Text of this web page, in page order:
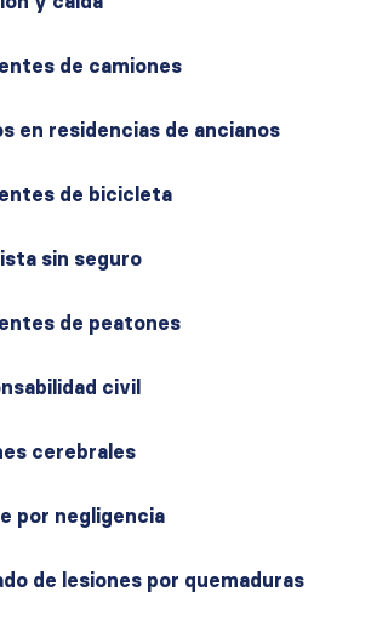
de camiones
en residencias de ancianos
de bicicleta
sin seguro
de peatones
civil
cerebrales
por negligencia
de lesiones por quemaduras